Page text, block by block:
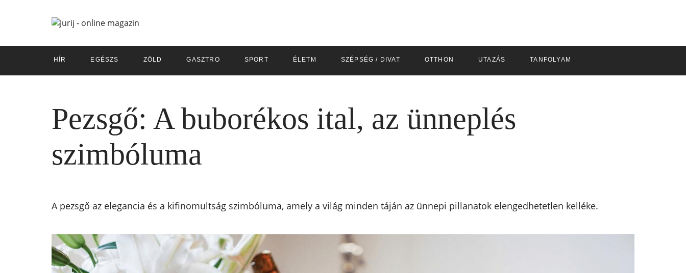
HÍR EGÉSZS ZÖLD GASZTRO SPORT ÉLETM SZÉPSÉG / DIVAT OTTHON UTAZÁS TANFOLYAM
Pezsgő: A buborékos ital, az ünneplés
szimbóluma
A pezsgő az elegancia és a kifinomultság szimbóluma, amely a világ minden táján az ünnepi pillanatok elengedhetetlen kelléke.